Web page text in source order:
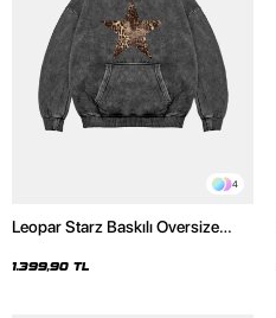
4
Leopar Starz Baskılı Oversize
Hoodie
1.399,90 TL